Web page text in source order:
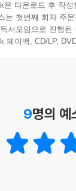
릉 친구들’의 첫
사실에 기뻐한
온도. 두 가지
와 상상력이 겹겹
이 독자들을 푹
좋아하는 아이도
은 다운로드 후 작
는 첫번째 회차 주
서모임으로 진행
페이백, CD/LP,
9명의